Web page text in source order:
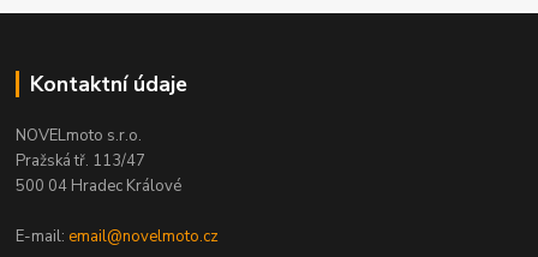
Kontaktní údaje
NOVELmoto s.r.o.
Pražská tř. 113/47
500 04 Hradec Králové
E-mail: email@novelmoto.cz